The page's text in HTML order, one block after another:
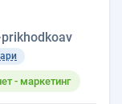
prikhodkoav
- маркетинг